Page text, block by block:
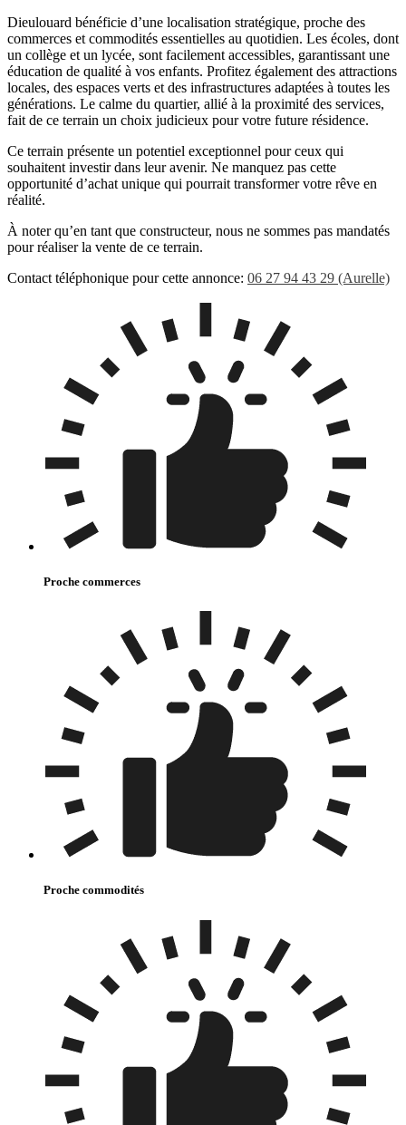
Dieulouard bénéficie d’une localisation stratégique, proche des
commerces et commodités essentielles au quotidien. Les écoles, dont
un collège et un lycée, sont facilement accessibles, garantissant une
éducation de qualité à vos enfants. Profitez également des attractions
locales, des espaces verts et des infrastructures adaptées à toutes les
générations. Le calme du quartier, allié à la proximité des services,
fait de ce terrain un choix judicieux pour votre future résidence.
Ce terrain présente un potentiel exceptionnel pour ceux qui
souhaitent investir dans leur avenir. Ne manquez pas cette
opportunité d’achat unique qui pourrait transformer votre rêve en
réalité.
À noter qu’en tant que constructeur, nous ne sommes pas mandatés
pour réaliser la vente de ce terrain.
Contact téléphonique pour cette annonce: 06 27 94 43 29 (Aurelle)
Proche commerces
Proche commodités